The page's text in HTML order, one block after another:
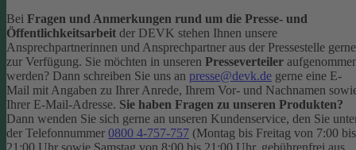
Bei Fragen und Anmerkungen rund um die Presse- und
Öffentlichkeitsarbeit der DEVK stehen Ihnen unsere
Ansprechpartnerinnen und Ansprechpartner aus der Pressestelle gerne
zur Verfügung. Sie möchten in unseren Presseverteiler
werden? Dann schreiben Sie uns an presse@devk.de gerne eine E-
Mail mit Angaben zu Ihrer Anrede, Ihrem Vor- und Nachnamen
Ihrer E-Mail-Adresse. Sie haben Fragen zu unseren Produkten?
Dann wenden Sie sich gerne an unseren Kundenservice, den Sie
der Telefonnummer 0800 4-757-757 (Montag bis Freitag von 7:00 bis
21:00 Uhr sowie Samstag von 8:00 bis 21:00 Uhr, gebührenfrei aus